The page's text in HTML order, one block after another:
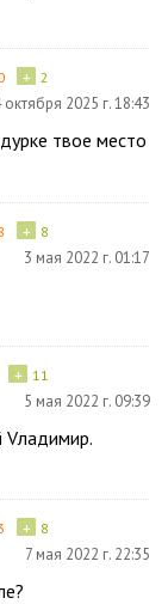
+ 2
октября 2025 г. 18:43
твое место
+ 8
3 мая 2022 г. 01:17
+ 11
5 мая 2022 г. 09:39
Vладимир.
+ 8
7 мая 2022 г. 22:35